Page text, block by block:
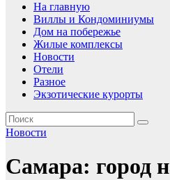
На главную
Виллы и Кондоминиумы
Дом на побережье
Жилые комплексы
Новости
Отели
Разное
Экзотические курорты
Новости
Самара: город